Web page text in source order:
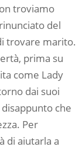
troviamo
del
trovare marito.
prima su
come Lady
dai suoi
che
Per
di aiutarla a